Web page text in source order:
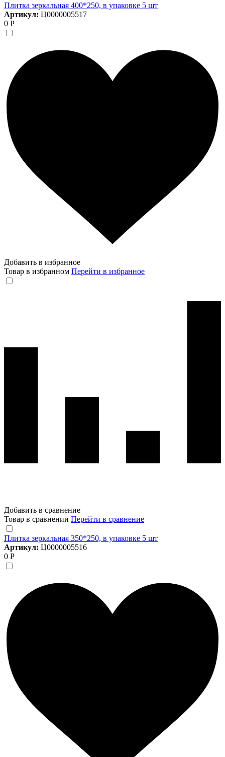
Плитка зеркальная 400*250, в упаковке 5 шт
Артикул: Ц0000005517
0 Р
Добавить в избранное
Товар в избранном Перейти в избранное
Добавить в сравнение
Товар в сравнении Перейти в сравнение
Плитка зеркальная 350*250, в упаковке 5 шт
Артикул: Ц0000005516
0 Р